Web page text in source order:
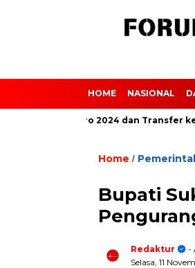
HOME NASIONAL
dari Euro 2024 dan Transfer ke
Home /
Bupati
Redaktur
-
Selasa, 11